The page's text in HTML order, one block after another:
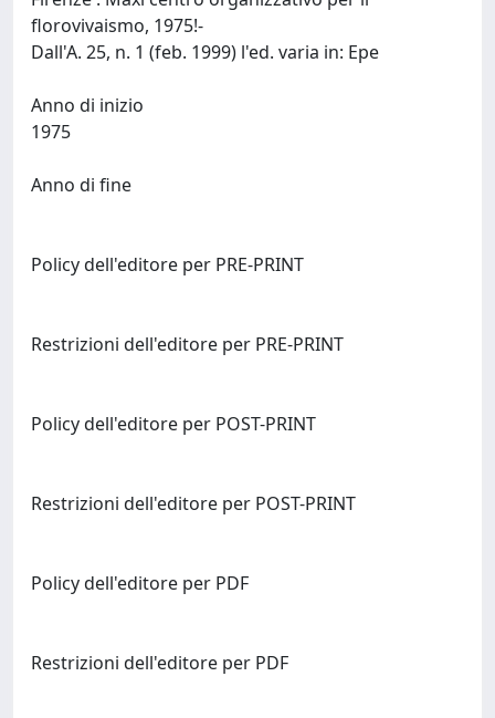
florovivaismo, 1975!-
Anno di inizio
Anno di fine
Policy dell'editore per PRE-PRINT
Restrizioni dell'editore per PRE-PRINT
Policy dell'editore per POST-PRINT
Restrizioni dell'editore per POST-PRINT
Policy dell'editore per PDF
Restrizioni dell'editore per PDF